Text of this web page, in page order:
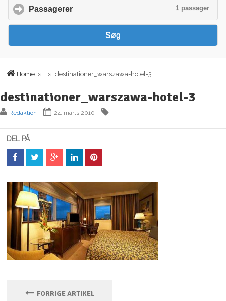
Home » » destinationer_warszawa-hotel-3
destinationer_warszawa-hotel-3
Redaktion 24. marts 2010
DEL PÅ
FORRIGE ARTIKEL